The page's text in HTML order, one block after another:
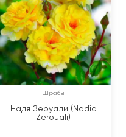
Шрабы
Надя Зеруали (Nadia
Zerouali)